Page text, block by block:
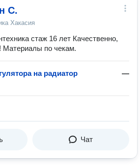
С.
Хакасия
стаж 16 лет Качественно,
Материалы по чекам.
на радиатор
—
Чат